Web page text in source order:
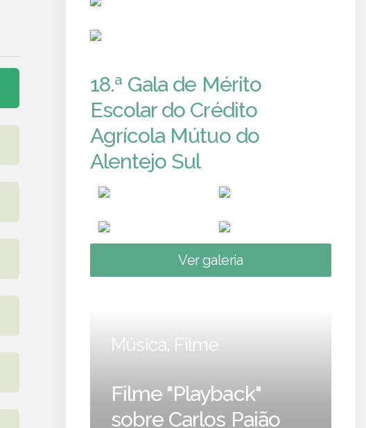
18.ª Gala de Mérito
Escolar do Crédito
Agrícola Mútuo do
Alentejo Sul
Ver galeria
Música, Filme
Filme "Playback"
sobre Carlos Paião